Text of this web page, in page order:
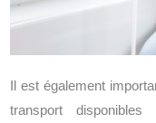
Il est également
transport